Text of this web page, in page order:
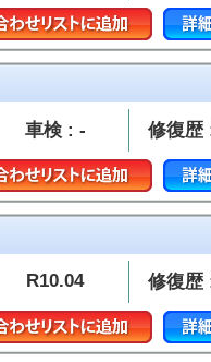
車検 : - 修復歴
R10.04 修復歴